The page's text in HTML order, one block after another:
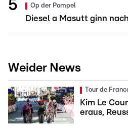
Op der Pompel
Diesel a Masutt ginn
Weider News
Tour de
Kim Le
eraus,